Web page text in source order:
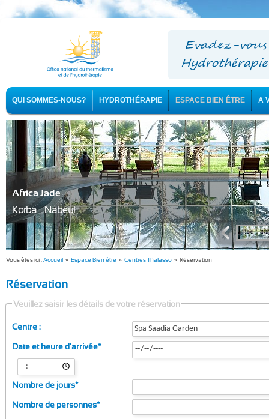
QUI SOMMES-NOUS? HYDROTHÉRAPIE ESPACE BIEN ÊTRE A
Africa Jade
Korba - Nabeul
Vous êtes ici :Accueil » Espace Bien être » Centres Thalasso » Réservation
Réservation
Veuillez saisir les détails de votre réservation
Centre :
Date et heure d'arrivée*
Nombre de jours*
Nombre de personnes*